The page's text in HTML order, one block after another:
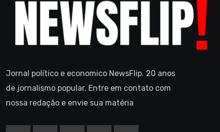
Jornal político e economico NewsFlip. 20 anos
de jornalismo popular. Entre em contato com
nossa redação e envie sua matéria